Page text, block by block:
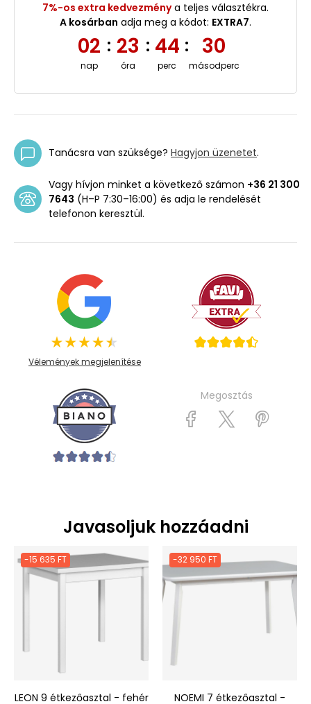
7%-os extra kedvezménya teljes választékra.
A kosárban adja meg a kódot: EXTRA7.
02
nap
: 23
óra
: 44
perc
: 29
másodperc
Tanácsra van szüksége? Hagyjon üzenetet.
Vagy hívjon minket a következő számon +36 21 300
7643 (H–P 7:30–16:00) és adja le rendelését
telefonon keresztül.
Vélemények megjelenítése
Megosztás
Javasoljuk hozzáadni
-15 635 FT
LEON 9 étkezőasztal - fehér
-32 950 FT
NOEMI 7 étkezőasztal -